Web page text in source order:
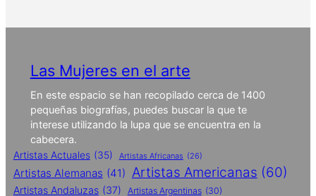
Las Mujeres en el arte
En este espacio se han recopilado cerca de 1400
pequeñas biografías, puedes buscar la que te
interese utilizando la lupa que se encuentra en la
cabecera.
Artistas Actuales (35) Artistas Africanas (26)
Artistas Alemanas (41) Artistas Americanas (60)
Artistas Andaluzas (37) Artistas Argentinas (30)